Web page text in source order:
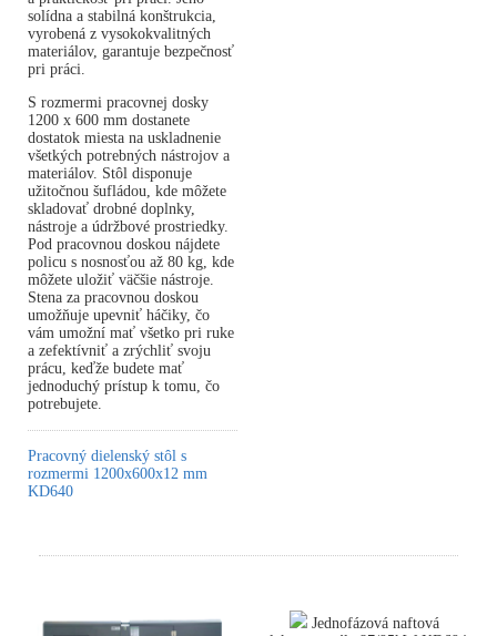
solídna a stabilná konštrukcia,
vyrobená z vysokokvalitných
materiálov, garantuje bezpečnosť
pri práci.
S rozmermi pracovnej dosky
1200 x 600 mm dostanete
dostatok miesta na uskladnenie
všetkých potrebných nástrojov a
materiálov. Stôl disponuje
užitočnou šufládou, kde môžete
skladovať drobné doplnky,
nástroje a údržbové prostriedky.
Pod pracovnou doskou nájdete
policu s nosnosťou až 80 kg, kde
môžete uložiť väčšie nástroje.
Stena za pracovnou doskou
umožňuje upevniť háčiky, čo
vám umožní mať všetko pri ruke
a zefektívniť a zrýchliť svoju
prácu, keďže budete mať
jednoduchý prístup k tomu, čo
potrebujete.
Pracovný dielenský stôl s
rozmermi 1200x600x12 mm
KD640
Jednofázová naftová